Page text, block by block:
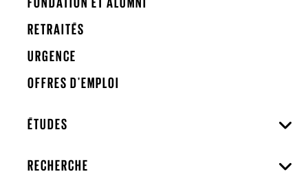
RETRAITÉS
URGENCE
OFFRES D'EMPLOI
ÉTUDES
RECHERCHE